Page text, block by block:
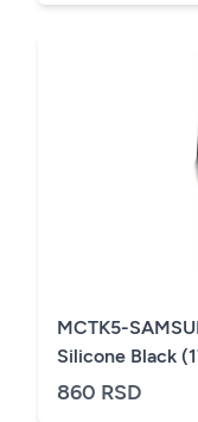
MCTK5-
Silicone Black
860 RSD